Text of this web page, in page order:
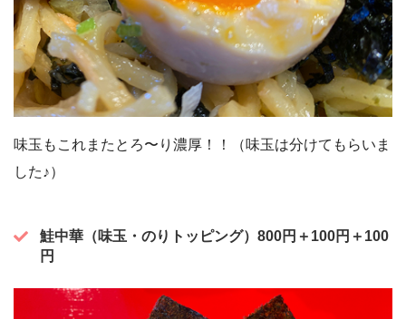
味玉もこれまたとろ〜り濃厚！！（味玉は分けてもらいま
した♪）
鮭中華（味玉・のりトッピング） 800円＋100円＋100
円